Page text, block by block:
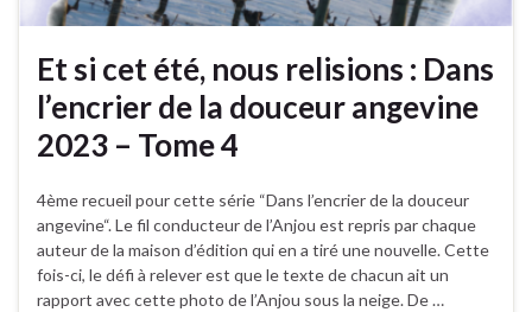
Et si cet été, nous relisions : Dans
l’encrier de la douceur angevine
2023 – Tome 4
4ème recueil pour cette série “Dans l’encrier de la douceur
angevine“. Le fil conducteur de l’Anjou est repris par chaque
auteur de la maison d’édition qui en a tiré une nouvelle. Cette
fois-ci, le défi à relever est que le texte de chacun ait un
rapport avec cette photo de l’Anjou sous la neige. De …